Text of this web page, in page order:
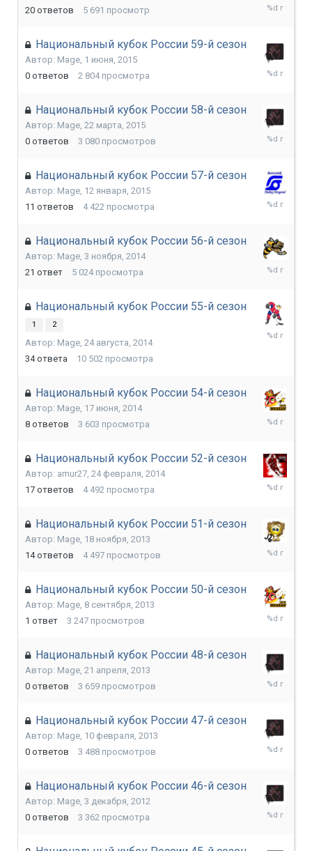
20 ответов 5 691 просмотр
10
Национальный кубок России 59-й сезон
Автор: Mage, 1 июня, 2015
0 ответов 2 804 просмотра
1
Национальный кубок России 58-й сезон
Автор: Mage, 22 марта, 2015
0 ответов 3 080 просмотров
22
Национальный кубок России 57-й сезон
Автор: Mage, 12 января, 2015
11 ответов 4 422 просмотра
11
Национальный кубок России 56-й сезон
Автор: Mage, 3 ноября, 2014
21 ответ 5 024 просмотра
31
Национальный кубок России 55-й сезон
1 2
Автор: Mage, 24 августа, 2014
34 ответа 10 502 просмотра
23
Национальный кубок России 54-й сезон
Автор: Mage, 17 июня, 2014
8 ответов 3 603 просмотра
21
Национальный кубок России 52-й сезон
Автор: amur27, 24 февраля, 2014
17 ответов 4 492 просмотра
5
Национальный кубок России 51-й сезон
Автор: Mage, 18 ноября, 2013
14 ответов 4 497 просмотров
16
Национальный кубок России 50-й сезон
Автор: Mage, 8 сентября, 2013
1 ответ 3 247 просмотров
11
Национальный кубок России 48-й сезон
Автор: Mage, 21 апреля, 2013
0 ответов 3 659 просмотров
21
Национальный кубок России 47-й сезон
Автор: Mage, 10 февраля, 2013
0 ответов 3 488 просмотров
10
Национальный кубок России 46-й сезон
Автор: Mage, 3 декабря, 2012
0 ответов 3 362 просмотра
3